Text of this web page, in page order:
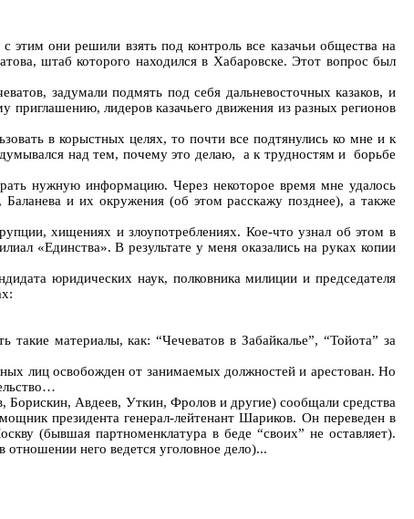
этим они решили взять под контроль все казачьи общества на
штаб которого находился в Хабаровске. Этот вопрос был
задумали подмять под себя дальневосточных казаков, и
приглашению, лидеров казачьего движения из разных регионов
в корыстных целях, то почти все подтянулись ко мне и к
над тем, почему это делаю, а к трудностям и борьбе
нужную информацию. Через некоторое время мне удалось
и их окружения (об этом расскажу позднее), а также
хищениях и злоупотреблениях. Кое-что узнал об этом в
«Единства». В результате у меня оказались на руках копии
юридических наук, полковника милиции и председателя
материалы, как: “Чечеватов в Забайкалье”, “Тойота” за
лиц освобожден от занимаемых должностей и арестован. Но
Борискин, Авдеев, Уткин, Фролов и другие) сообщали средства
президента генерал-лейтенант Шариков. Он переведен в
(бывшая партноменклатура в беде “своих” не оставляет).
него ведется уголовное дело)...